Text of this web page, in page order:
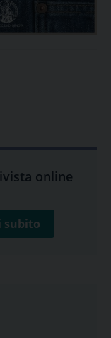
online
subito